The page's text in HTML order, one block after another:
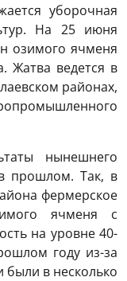
уборочная
На 25 июня
озимого ячменя
Жатва ведется в
районах,
нынешнего
прошлом. Так, в
фермерское
ячменя с
на уровне 40-
году из-за
в несколько